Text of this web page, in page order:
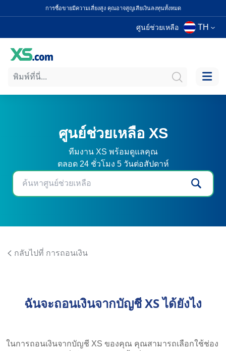
การซื้อขายมีความเสี่ยงสูง คุณอาจสูญเสียเงินลงทุนทั้งหมด
ศูนย์ช่วยเหลือ TH
ศูนย์ช่วยเหลือ XS
ทีมงาน XS พร้อมดูแลคุณ
ตลอด 24 ชั่วโมง 5 วันต่อสัปดาห์
กลับไปที่ การถอนเงิน
ฉันจะถอนเงินจากบัญชี XS ได้ยังไง
ในการถอนเงินจากบัญชี XS ของคุณ คุณสามารถเลือกใช้ช่อง